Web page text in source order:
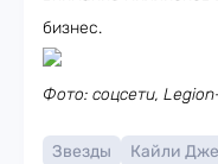
бизнес.
Фото: соцсети,
Звезды Кайли